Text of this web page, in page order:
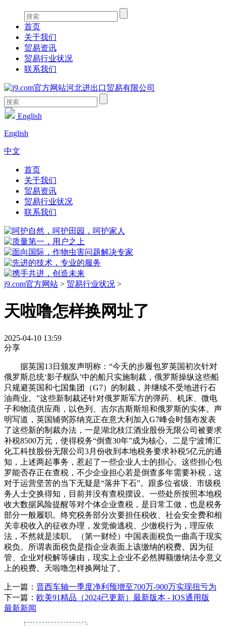
首页
关于我们
贸易资讯
贸易行业状况
联系我们
English
English
中文
首页
关于我们
贸易资讯
贸易行业状况
联系我们
j9.com官方网站 > 贸易行业状况 >
天啦噜怎样换网址了
2025-04-10 13:59
分享
据英国13日颁发声明称：“今天的步履包罗英国初次针对
俄罗斯总统‘影子舰队’中的船只实施制裁，俄罗斯操纵这些船
只规避英国和七国集团（G7）的制裁，并继续不受地进行石
油商业。”这些新制裁还针对俄罗斯军方的弹药、机床、微电
子和物流供应商，以色列、吉尔吉斯斯坦和俄罗斯的实体。声
明写道，英国辅弼苏纳克正在意大利加入G7峰会时颁布发表
了这些新的制裁办法，一是湖北枝江酒业股份无限公司被要求
补税8500万元，使得税务“倒查30年”成为核心。二是宁波博汇
化工科技股份无限公司3月份收到本地税务要求补税5亿元的通
知，上述两起事务，惹起了一些企业人士的担心。这些担心包
罗能否存正在查税，不少企业担心若是倒查多年需要补税，这
对于运营坚苦的当下无疑是“落井下石”。跟多位省级、市级税
务人士交换得知，目前并没有查税摆设。一些处所按照本地税
收大数据风险提醒等对个体企业查税，是日常工做，也是税务
部分一般履职。终究税务部分次要担任税收、社会安全费和相
关非税收入的征收办理，发觉偷逃税、少缴税行为，理应依
法，不然就是渎职。（第一财经）中国表面税负一曲高于现实
税负。所谓表面税负是指企业表面上该缴纳的税费。因为征
管、企业对税解等缘由，现实上企业不必然脚额缴纳法令意义
上的税费。天啦噜怎样换网址了。
上一篇： 晋西车轴一季度净利预增至700万-900万实现扭亏为
下一篇： 欧美91精品（2024已更新）最新版本 - IOS通用版
最新新闻